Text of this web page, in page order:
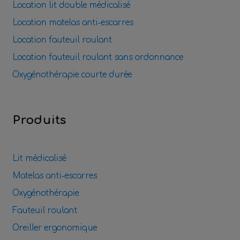
Location lit double médicalisé
Location matelas anti-escarres
Location fauteuil roulant
Location fauteuil roulant sans ordonnance
Oxygénothérapie courte durée
Produits
Lit médicalisé
Matelas anti-escarres
Oxygénothérapie
Fauteuil roulant
Oreiller ergonomique